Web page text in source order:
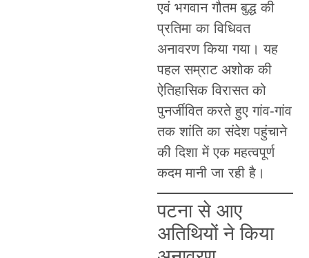
एवं भगवान गौतम बुद्ध की
प्रतिमा का विधिवत
अनावरण किया गया। यह
पहल सम्राट अशोक की
ऐतिहासिक विरासत को
पुनर्जीवित करते हुए गांव-गांव
तक शांति का संदेश पहुंचाने
की दिशा में एक महत्वपूर्ण
कदम मानी जा रही है।
पटना से आए
अतिथियों ने किया